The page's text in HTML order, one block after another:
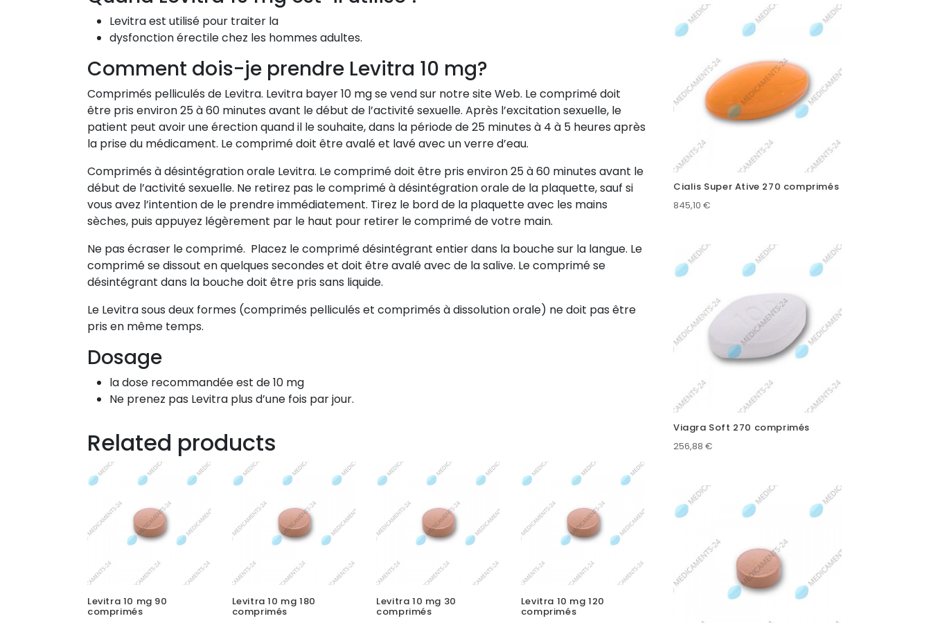
Levitra est utilisé pour traiter la
dysfonction érectile chez les hommes adultes.
Comment dois-je prendre Levitra 10 mg?
Comprimés pelliculés de Levitra. Levitra bayer 10 mg se vend sur notre site Web. Le comprimé doit
être pris environ 25 à 60 minutes avant le début de l’activité sexuelle. Après l’excitation sexuelle, le
patient peut avoir une érection quand il le souhaite, dans la période de 25 minutes à 4 à 5 heures après
la prise du médicament. Le comprimé doit être avalé et lavé avec un verre d’eau.
Comprimés à désintégration orale Levitra. Le comprimé doit être pris environ 25 à 60 minutes avant le
début de l’activité sexuelle. Ne retirez pas le comprimé à désintégration orale de la plaquette, sauf si
vous avez l’intention de le prendre immédiatement. Tirez le bord de la plaquette avec les mains
sèches, puis appuyez légèrement par le haut pour retirer le comprimé de votre main.
Ne pas écraser le comprimé. Placez le comprimé désintégrant entier dans la bouche sur la langue. Le
comprimé se dissout en quelques secondes et doit être avalé avec de la salive. Le comprimé se
désintégrant dans la bouche doit être pris sans liquide.
Le Levitra sous deux formes (comprimés pelliculés et comprimés à dissolution orale) ne doit pas être
pris en même temps.
Dosage
la dose recommandée est de 10 mg
Ne prenez pas Levitra plus d’une fois par jour.
Related products
Levitra 10 mg 90
comprimés
Levitra 10 mg 180
comprimés
Levitra 10 mg 30
comprimés
Levitra 10 mg 120
comprimés
Cialis Super Ative 270 comprimés
845,10 €
Viagra Soft 270 comprimés
256,88 €